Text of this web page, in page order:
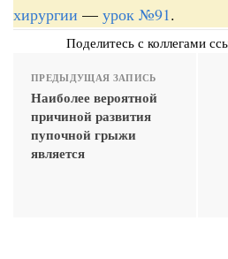
хирургии — урок №91.
Поделитесь с коллегами
ПРЕДЫДУЩАЯ ЗАПИСЬ
Наиболее вероятной
причиной развития
пупочной грыжи
является